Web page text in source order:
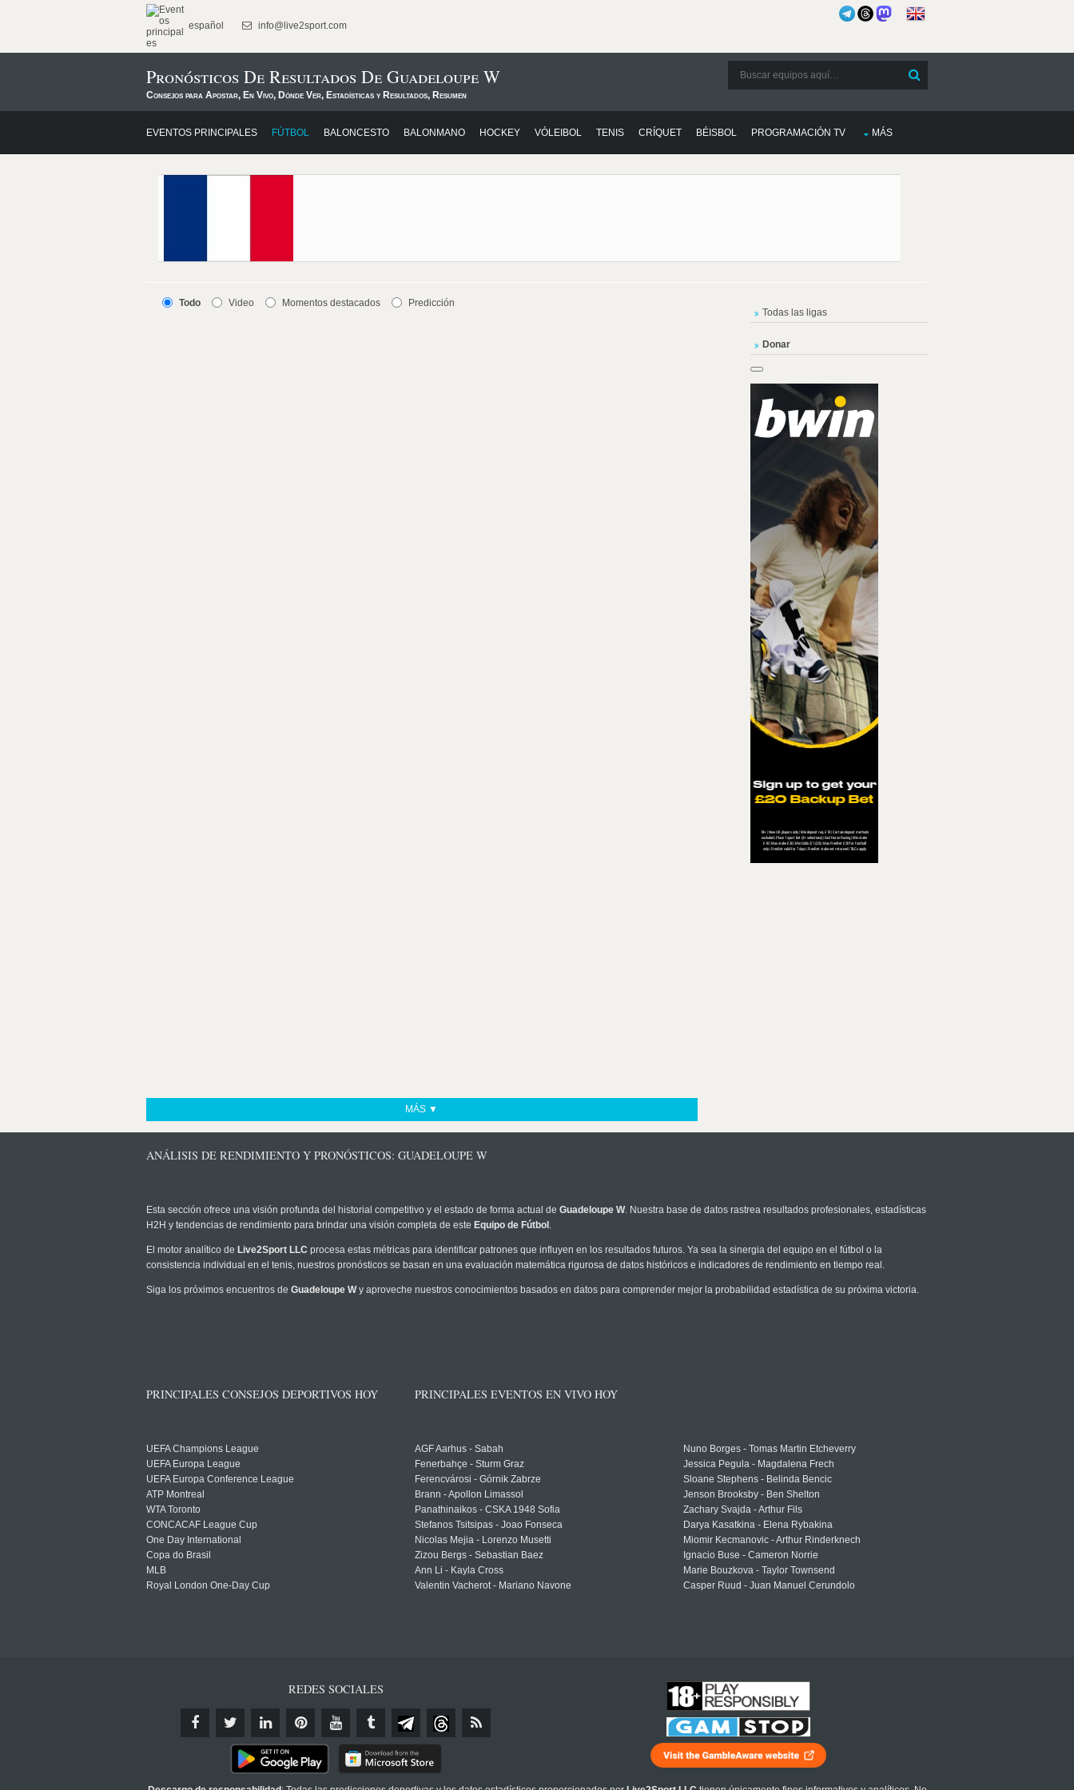
español info@live2sport.com
Pronósticos De Resultados De Guadeloupe W
Consejos para Apostar, En Vivo, Dónde Ver, Estadísticas y Resultados, Resumen
EVENTOS PRINCIPALES FÚTBOL BALONCESTO BALONMANO HOCKEY VÓLEIBOL TENIS CRÍQUET BÉISBOL PROGRAMACIÓN TV MÁS
Todo Video Momentos destacados Predicción
MÁS ▼
Todas las ligas
Donar
ANÁLISIS DE RENDIMIENTO Y PRONÓSTICOS: GUADELOUPE W
Esta sección ofrece una visión profunda del historial competitivo y el estado de forma actual de Guadeloupe W. Nuestra base de datos rastrea resultados profesionales, estadísticas
H2H y tendencias de rendimiento para brindar una visión completa de este Equipo de Fútbol .
El motor analítico de Live2Sport LLC procesa estas métricas para identificar patrones que influyen en los resultados futuros. Ya sea la sinergia del equipo en el fútbol o la
consistencia individual en el tenis, nuestros pronósticos se basan en una evaluación matemática rigurosa de datos históricos e indicadores de rendimiento en tiempo real.
Siga los próximos encuentros de Guadeloupe Wy aproveche nuestros conocimientos basados en datos para comprender mejor la probabilidad estadística de su próxima victoria.
PRINCIPALES CONSEJOS DEPORTIVOS HOY
UEFA Champions League
UEFA Europa League
UEFA Europa Conference League
ATP Montreal
WTA Toronto
CONCACAF League Cup
One Day International
Copa do Brasil
MLB
Royal London One-Day Cup
PRINCIPALES EVENTOS EN VIVO HOY
AGF Aarhus - Sabah
Fenerbahçe - Sturm Graz
Ferencvárosi - Górnik Zabrze
Brann - Apollon Limassol
Panathinaikos - CSKA 1948 Sofia
Stefanos Tsitsipas - Joao Fonseca
Nicolas Mejia - Lorenzo Musetti
Zizou Bergs - Sebastian Baez
Ann Li - Kayla Cross
Valentin Vacherot - Mariano Navone
Nuno Borges - Tomas Martin Etcheverry
Jessica Pegula - Magdalena Frech
Sloane Stephens - Belinda Bencic
Jenson Brooksby - Ben Shelton
Zachary Svajda - Arthur Fils
Darya Kasatkina - Elena Rybakina
Miomir Kecmanovic - Arthur Rinderknech
Ignacio Buse - Cameron Norrie
Marie Bouzkova - Taylor Townsend
Casper Ruud - Juan Manuel Cerundolo
REDES SOCIALES